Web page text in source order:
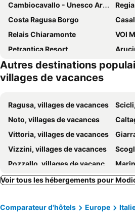
Cambiocavallo - Unesco Area & Resort
Costa Ragusa Borgo
Relais Chiaramonte
VOI
Petrantica Resort
Saija Resort
Blue
Autres destinations
villages de vacances
Ragusa, villages de vacances
Noto, villages de vacances
Vittoria, villages de vacances
Vizzini, villages de vacances
Pozzallo, villages de vacances
Marina
Palazzolo Acreide, villages de vacances
Voir tous les hébergements pour
Comparateur d'hôtels Europe